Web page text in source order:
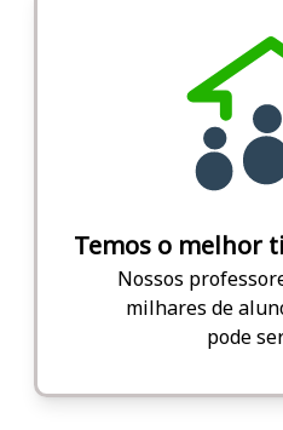
Temos o melhor
Nossos
milhares de
pode